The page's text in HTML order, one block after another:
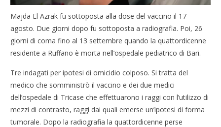
Majda El Azrak fu sottoposta alla dose del vaccino il 17
agosto. Due giorni dopo fu sottoposta a radiografia. Poi, 26
giorni di coma fino al 13 settembre quando la quattordicenne
residente a Ruffano è morta nell’ospedale pediatrico di Bari.
Tre indagati per ipotesi di omicidio colposo. Si tratta del
medico che somministrò il vaccino e dei due medici
dell’ospedale di Tricase che effettuarono i raggi con l’utilizzo di
mezzi di contrasto, raggi dai quali emerse un’ipotesi di forma
tumorale. Dopo la radiografia la quattordicenne perse